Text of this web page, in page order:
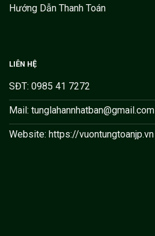
Hướng Dẫn Thanh Toán
LIÊN HỆ
SĐT: 0985 41 7272
Mail: tunglahannhatban@gmail.com
Website: https://vuontungtoanjp.vn